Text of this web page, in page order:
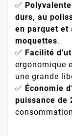
✅ Polyvalente
durs, au
en parquet et
moquettes.
✅ Facilité
ergonomique
une grande
✅ Économie
puissance de